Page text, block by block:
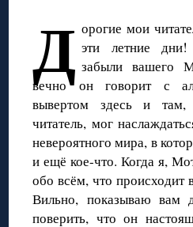
Д орогие мои
эти летние
забыли вашего
вечно он говорит с
вывертом здесь и
читатель, мог
невероятного мира, в
и ещё кое-что. Когда я,
обо всём, что
Вильно, показываю вам
поверить, что он